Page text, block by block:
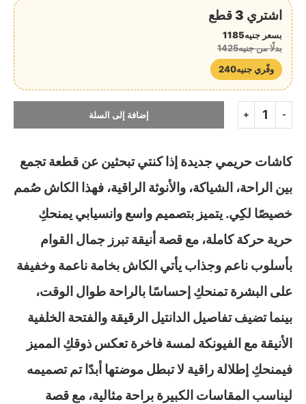
اشتري 3 قطع
بسعر جنيه1185
بدلًا من جنيه1425
وفّري جنيه240
إضافة إلى السلة
كاشات حريمي جديدة إذا كنتي تبحثين عن قطعة تجمع
بين الراحة، الشياكة، والأنوثة الراقية، فهذا الكاش صُمم
خصيصًا لكِي. يتميز بتصميم واسع وانسيابي يمنحكِ
حرية حركة كاملة، مع قصة أنيقة تبرز جمال القوام
بأسلوب ناعم وجذاب يأتي الكاش بخامة ناعمة وخفيفة
على البشرة تمنحكِ إحساسًا بالراحة طوال الوقت،
بينما تضيف تفاصيل الدانتيل الرقيقة والفتحة الخلفية
الأنيقة مع الفيونكة لمسة فاخرة تعكس ذوقكِ المميز
فيمنحكِ إطلالة راقية لا تبطل موضتها أبدًا تم تصميمه
ليناسب المقاسات الكبيرة براحة مثالية، مع قصة